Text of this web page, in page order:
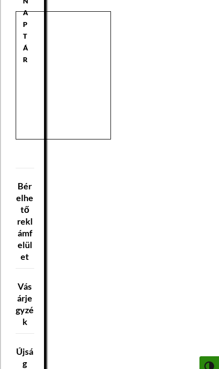
A
P
T
Á
R
Bér
elhe
tő
rekl
ámf
elül
et
Vás
árje
gyzé
k
Újsá
g